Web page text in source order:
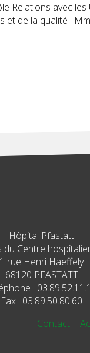
Relations avec
et de la qualité :
Hôpital Pfastatt
du Centre
1 rue Henri Haeffely
68120 PFASTATT
:
Fax : 03.89.50.80.60
Contact |